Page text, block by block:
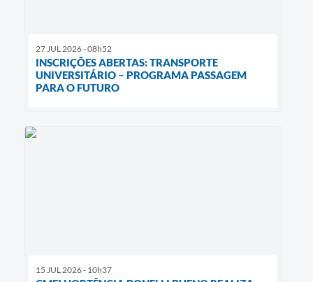
27 JUL 2026 - 08h52
INSCRIÇÕES ABERTAS: TRANSPORTE
UNIVERSITÁRIO – PROGRAMA PASSAGEM
PARA O FUTURO
15 JUL 2026 - 10h37